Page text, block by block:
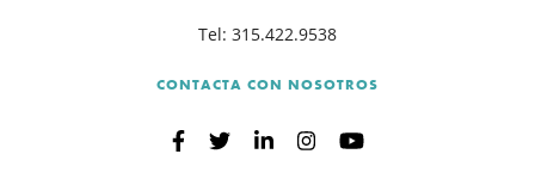
Tel: 315.422.9538
CONTACTA CON NOSOTROS